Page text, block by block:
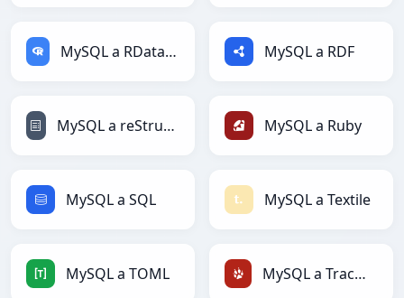
MySQL a RDataFrame MySQL a RDF
MySQL a reStructuredText MySQL a Ruby
MySQL a SQL MySQL a Textile
MySQL a TOML MySQL a TracWiki